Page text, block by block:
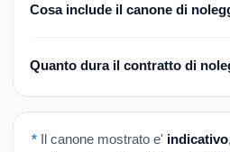
Cosa include il canone di
Quanto dura il contratto di
* Il canone mostrato e' indicativo